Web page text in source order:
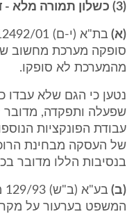
(3) כשלון תמורה מלא - דוגמאות מהפסיקה:
(א)
סופקה מערכת מחשוב
מהמערכת לא סופקו.
נטען כי הגם שלא
שפעלה ותפקדה, מדובר
עבודת הפונקציות
של העסקה מבחינת
בנסיבות הללו מדובר
(ב)
המשפט בערעור על